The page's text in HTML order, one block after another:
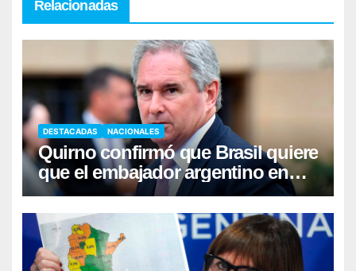
Relacionadas
DESTACADAS NACIONALES
Quirno confirmó que Brasil quiere
que el embajador argentino en
Brasilia se retire